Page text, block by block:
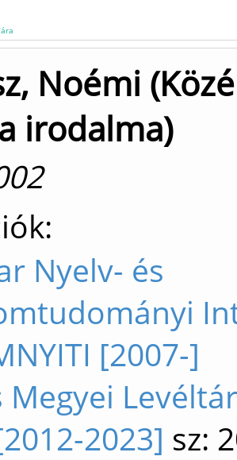
Noémi
irodalma)
Nyelv- és
[2007-]
Megyei
2023] sz: